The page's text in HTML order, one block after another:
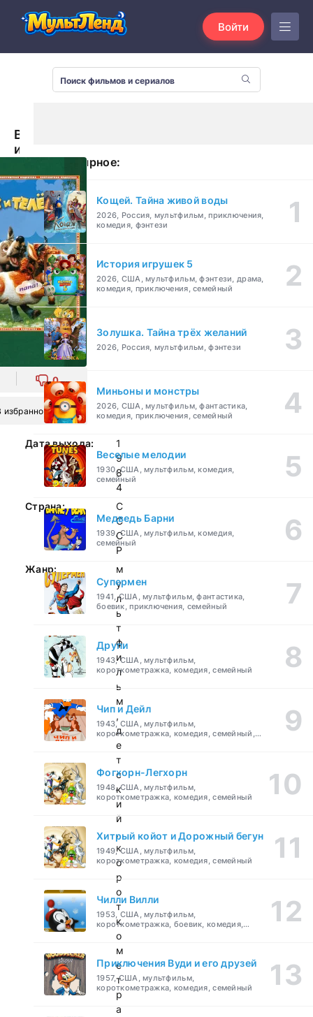
Войти
Волк
и
(1984)
0
избранное
Дата выхода:
1
9
8
4
Страна:
С
С
С
Р
Жанр:
м
у
л
ь
т
ф
и
л
ь
м
,
д
е
т
с
к
и
й
,
к
о
р
о
т
к
о
м
е
т
р
а
Популярное:
Кощей. Тайна живой воды
2026, Россия, мультфильм, приключения,
комедия, фэнтези
История игрушек 5
2026, США, мультфильм, фэнтези, драма,
комедия, приключения, семейный
Золушка. Тайна трёх желаний
2026, Россия, мультфильм, фэнтези
Миньоны и монстры
2026, США, мультфильм, фантастика,
комедия, приключения, семейный
Веселые мелодии
1930, США, мультфильм, комедия,
семейный
Медведь Барни
1939, США, мультфильм, комедия,
семейный
Супермен
1941, США, мультфильм, фантастика,
боевик, приключения, семейный
Друпи
1943, США, мультфильм,
короткометражка, комедия, семейный
Чип и Дейл
1943, США, мультфильм,
короткометражка, комедия, семейный,
детский
Фогхорн-Легхорн
1948, США, мультфильм,
короткометражка, комедия, семейный
Хитрый койот и Дорожный бегун
1949, США, мультфильм,
короткометражка, комедия, семейный
Чилли Вилли
1953, США, мультфильм,
короткометражка, боевик, комедия,
приключения, семейный
Приключения Вуди и его друзей
1957, США, мультфильм,
короткометражка, комедия, семейный